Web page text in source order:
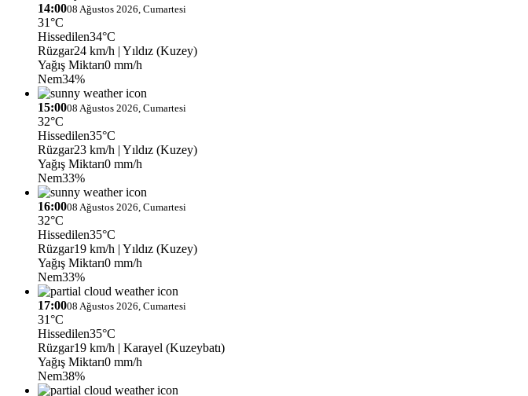
14:0008 Ağustos 2026, Cumartesi
31°C
Hissedilen34°C
Rüzgar24 km/h | Yıldız (Kuzey)
Yağış Miktarı0 mm/h
Nem34%
15:0008 Ağustos 2026, Cumartesi
32°C
Hissedilen35°C
Rüzgar23 km/h | Yıldız (Kuzey)
Yağış Miktarı0 mm/h
Nem33%
16:0008 Ağustos 2026, Cumartesi
32°C
Hissedilen35°C
Rüzgar19 km/h | Yıldız (Kuzey)
Yağış Miktarı0 mm/h
Nem33%
17:0008 Ağustos 2026, Cumartesi
31°C
Hissedilen35°C
Rüzgar19 km/h | Karayel (Kuzeybatı)
Yağış Miktarı0 mm/h
Nem38%